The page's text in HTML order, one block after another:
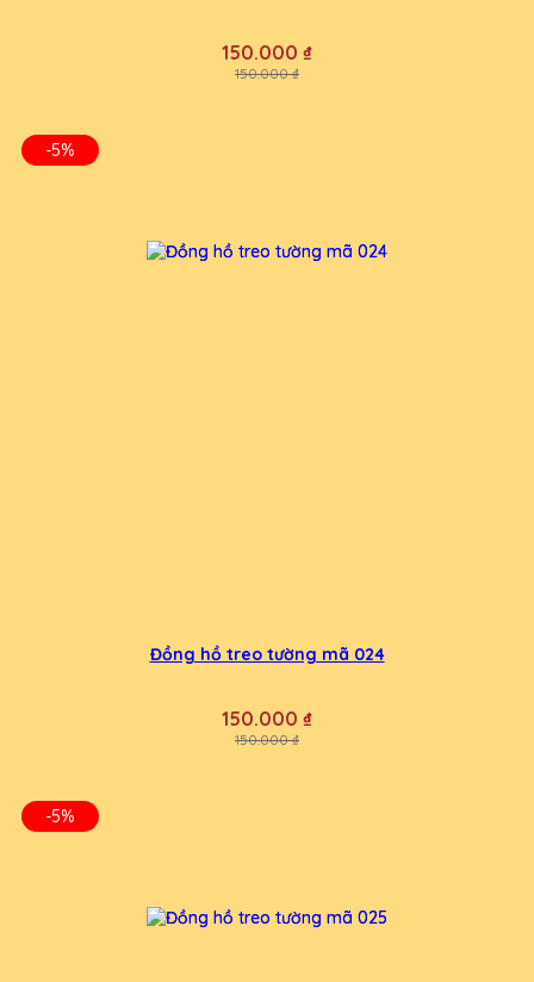
150.000 ₫
150.000 ₫
-5%
Đồng hồ treo tường mã 024
150.000 ₫
150.000 ₫
-5%